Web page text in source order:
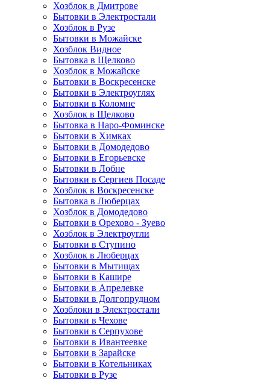
Хозблок в Дмитрове
Бытовки в Электростали
Хозблок в Рузе
Бытовки в Можайске
Хозблок Видное
Бытовкa в Щелково
Хозблок в Можайске
Бытовки в Воскресенске
Бытовки в Электроуглях
Бытовки в Коломне
Хозблок в Щелково
Бытовка в Наро-Фоминске
Бытовки в Химках
Бытовки в Домодедово
Бытовки в Егорьевске
Бытовки в Лобне
Бытовки в Сергиев Посаде
Хозблок в Воскресенске
Бытовка в Люберцах
Хозблок в Домодедово
Бытовки в Орехово - Зуево
Хозблок в Электроугли
Бытовки в Ступино
Хозблок в Люберцах
Бытовки в Мытищах
Бытовки в Кашире
Бытовки в Апрелевке
Бытовки в Долгопрудном
Хозблоки в Электростали
Бытовки в Чехове
Бытовки в Серпухове
Бытовки в Ивантеевке
Бытовки в Зарайске
Бытовки в Котельниках
Бытовки в Рузе